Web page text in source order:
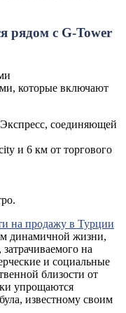
рядом с G-Tower
которые включают
соединяющей
и 6 км от торгового
на продажу в Турции
динамичной жизни,
на
и социальные
близости от
упрощаются
известному своим